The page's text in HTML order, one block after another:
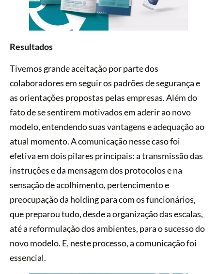
Resultados
Tivemos grande aceitação por parte dos
colaboradores em seguir os padrões de segurança e
as orientações propostas pelas empresas. Além do
fato de se sentirem motivados em aderir ao novo
modelo, entendendo suas vantagens e adequação ao
atual momento. A comunicação nesse caso foi
efetiva em dois pilares principais: a transmissão das
instruções e da mensagem dos protocolos e na
sensação de acolhimento, pertencimento e
preocupação da holding para com os funcionários,
que preparou tudo, desde a organização das escalas,
até a reformulação dos ambientes, para o sucesso do
novo modelo. E, neste processo, a comunicação foi
essencial.